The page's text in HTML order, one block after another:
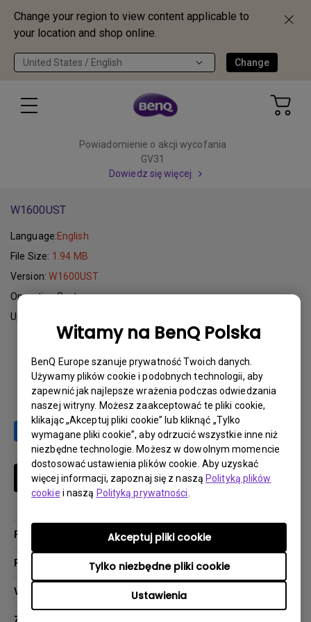
Change your region to view content applicable to
your location and shop online.
United States / English Change
Witamy na BenQ Polska
BenQ Europe szanuje prywatność Twoich danych.
Używamy plików cookie i podobnych technologii, aby
zapewnić jak najlepsze wrażenia podczas odwiedzania
naszej witryny. Możesz zaakceptować te pliki cookie,
klikając „Akceptuj pliki cookie” lub kliknąć „Tylko
wymagane pliki cookie”, aby odrzucić wszystkie inne niż
niezbędne technologie. Możesz w dowolnym momencie
dostosować ustawienia plików cookie. Aby uzyskać
więcej informacji, zapoznaj się z nasząPolityką plików
cookie i naszą Polityką prywatności
Ustawienia
Tylko niezbędne pliki cookie
Akceptuj pliki cookie
Powiadomienie o akcji wycofania
GV31
Dowiedz się więcej
W1600UST
Language:English
File Size: 1.94 MB
Version:W1600UST
Operating System:
Update:
Download
Subskrybuj
Produkty
Monitory
Rozwiązania
Wsparcie